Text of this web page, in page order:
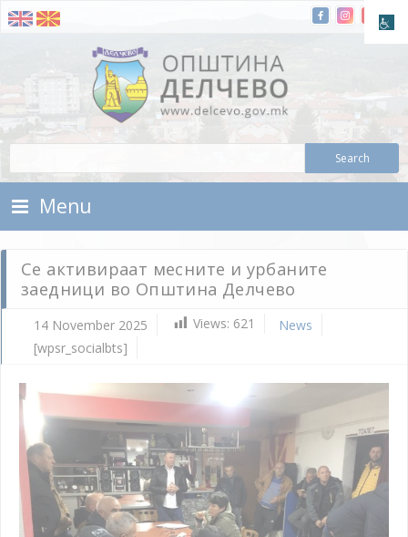
Skip To Content
Municipality of Delchevo
Menu
Се активираат месните и урбаните
заедници во Општина Делчево
14 November 2025 Views: 621
News
[wpsr_socialbts]